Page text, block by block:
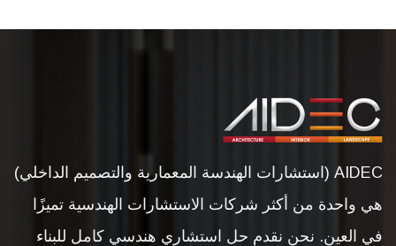
AIDEC (استشارات الهندسة المعمارية والتصميم الداخلي)
هي واحدة من أكثر شركات الاستشارات الهندسية تميزًا
في العين. نحن نقدم حل استشاري هندسي كامل للبناء